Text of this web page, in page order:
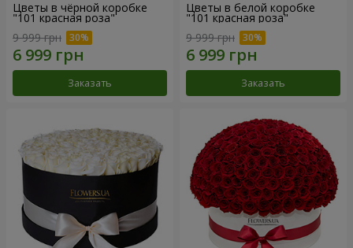
Цветы в чёрной коробке
"101 красная роза"
9 999 грн
Заказать
Цветы в белой коробке
"101 красная роза"
9 999 грн
Заказать